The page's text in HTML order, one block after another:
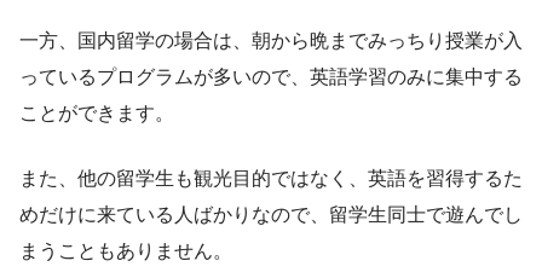
一方、国内留学の場合は、朝から晩までみっちり授業が入
っているプログラムが多いので、英語学習のみに集中する
ことができます。
また、他の留学生も観光目的ではなく、英語を習得するた
めだけに来ている人ばかりなので、留学生同士で遊んでし
まうこともありません。